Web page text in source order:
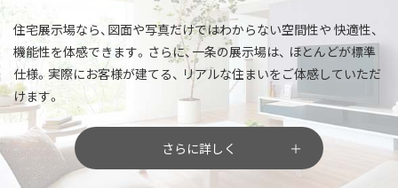
住宅展示場なら、図面や写真だけではわからない空間性や 快適性、
機能性を体感できます。さらに、一条の展示場は、 ほとんどが標準
仕様。実際にお客様が建てる、 リアルな住まいをご体感していただ
けます。
さらに詳しく